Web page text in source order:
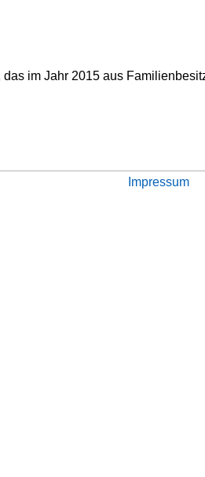
im Jahr 2015 aus
Impressum